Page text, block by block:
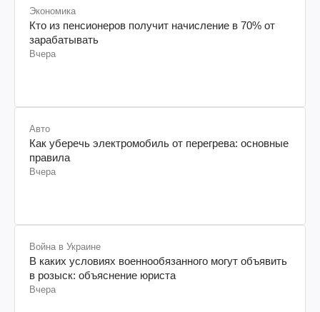
Экономика
Кто из пенсионеров получит начисление в 70% от
зарабатывать
Вчера
Авто
Как уберечь электромобиль от перегрева: основные
правила
Вчера
Война в Украине
В каких условиях военнообязанного могут объявить
в розыск: объяснение юриста
Вчера